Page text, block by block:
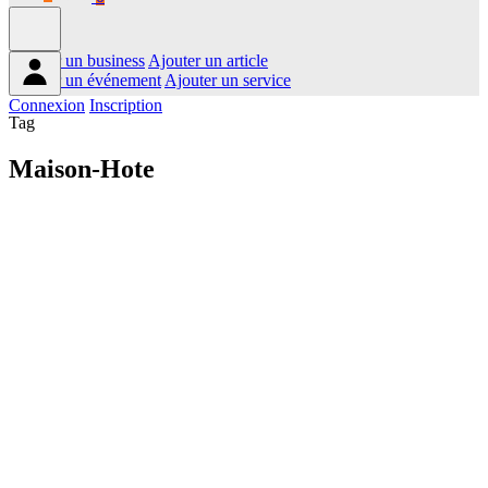
Ajouter un business Ajouter un article
Ajouter un événement Ajouter un service
Connexion Inscription
Tag
Maison-Hote